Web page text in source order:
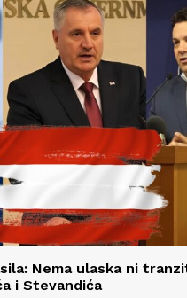
Nema ulaska ni
i Stevandića